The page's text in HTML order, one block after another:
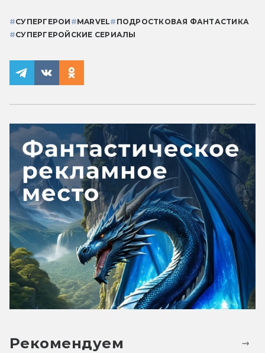
#СУПЕРГЕРОИ #MARVEL# ПОДРОСТКОВАЯ ФАНТАСТИКА
#СУПЕРГЕРОЙСКИЕ СЕРИАЛЫ
Рекомендуем